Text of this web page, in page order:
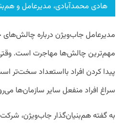
هادی محمدآبادی، مدیرعامل و
مدیرعامل جاب‌ویژن درباره
مهم‌ترین چالش‌ها مهاجرت است.
پیدا کردن افراد بااستعداد سخت‌تر
سراغ افراد منفعل سایر سازمان‌ها
به گفته هم‌بنیان‌گذار جاب‌ویژن،